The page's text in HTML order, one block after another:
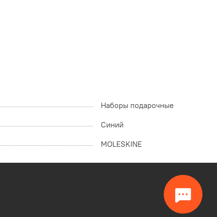
Наборы подарочные
Синий
MOLESKINE